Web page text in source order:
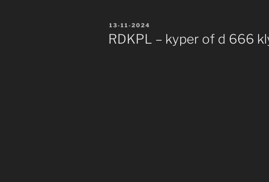
Publié
le
13-11-2024
RDKPL – kyper of d 666